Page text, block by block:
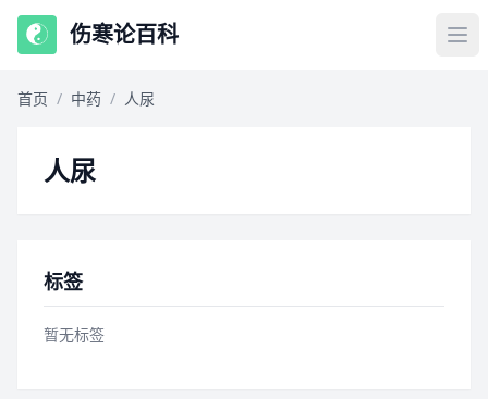
伤寒论百科
首页 / 中药 / 人尿
人尿
标签
暂无标签